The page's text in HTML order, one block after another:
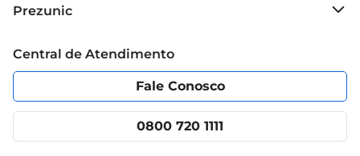
Grupo Cencosud
Política de Privacidade
Portal do fornecedor
Cencosud Media
Prezunic
Código de Ética
App Prezunic
Central de Atendimento
Fale Conosco
0800 720 1111